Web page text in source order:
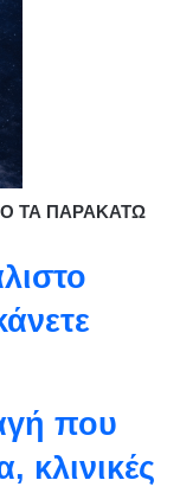
ΤΑ ΠΑΡΑΚΑΤΩ
που
κλινικές